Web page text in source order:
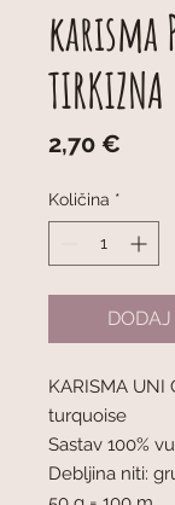
karisma
TIRKIZNA
2,70 €
Količina *
KARISMA UNI
turquoise
Sastav 100%
Debljina niti: